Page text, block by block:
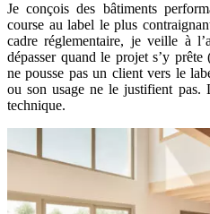
Je conçois des bâtiments
course au label le plus
cadre réglementaire, je veille à
dépasser quand le projet s’y
ne pousse pas un client vers le
ou son usage ne le justifient pas.
technique.